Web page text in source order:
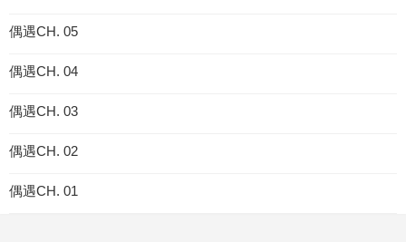
偶遇CH. 05
偶遇CH. 04
偶遇CH. 03
偶遇CH. 02
偶遇CH. 01